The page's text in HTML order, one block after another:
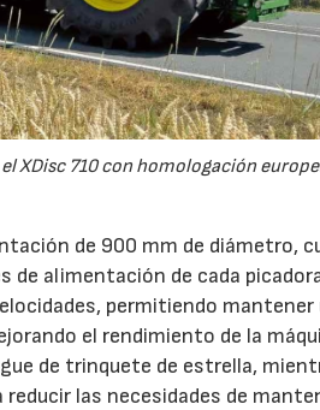
XDisc 710 con homologación
de 900 mm de diámetro,
de alimentación de cada
permitiendo mantener
el rendimiento de la
de trinquete de estrella,
las necesidades de